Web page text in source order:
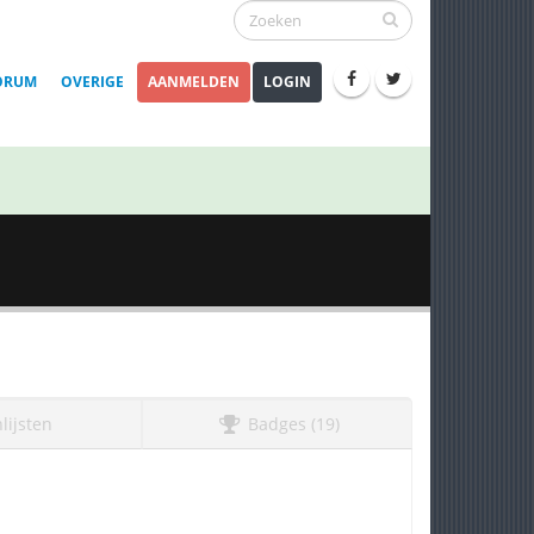
OVERIGE AANMELDEN LOGIN
Badges (19)